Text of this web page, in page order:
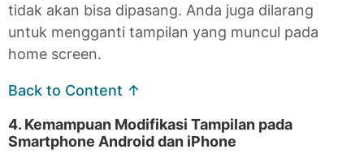
tidak akan bisa dipasang. Anda juga dilarang
untuk mengganti tampilan yang muncul pada
home screen.
Back to Content ↑
4. Kemampuan Modifikasi Tampilan pada
Smartphone Android dan iPhone